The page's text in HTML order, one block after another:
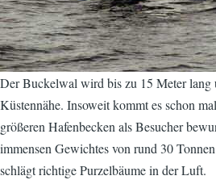
Der Buckelwal wird bis zu 15 Meter lang
Küstennähe. Insoweit kommt es schon
größeren Hafenbecken als Besucher
immensen Gewichtes von rund 30
schlägt richtige Purzelbäume in der Luft.